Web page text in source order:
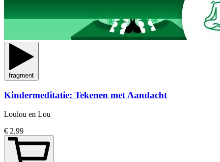
fragment
Kindermeditatie: Tekenen met Aandacht
Loulou en Lou
€ 2,99